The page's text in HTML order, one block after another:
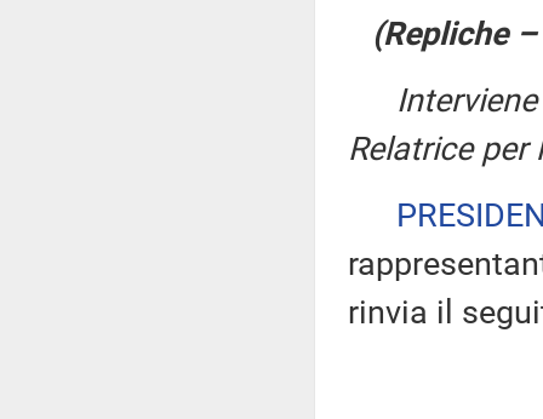
(Repliche
Relatrice per
rinvia il